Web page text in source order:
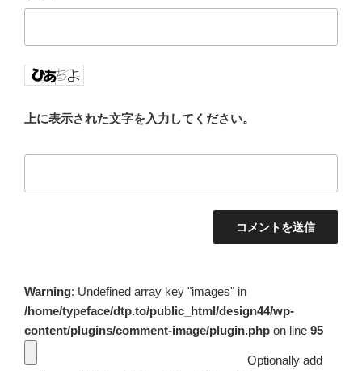
上に表示された文字を入力してください。
Warning: Undefined array key "images" in
/home/typeface/dtp.to/public_html/design44/wp-
content/plugins/comment-image/plugin.php on line 95
Optionally add